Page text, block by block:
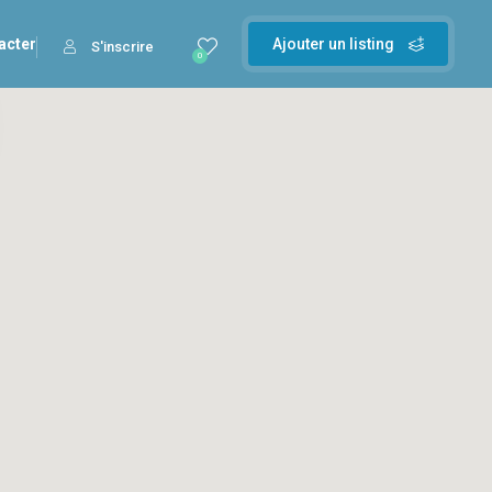
Ajouter un listing
0
S'inscrire